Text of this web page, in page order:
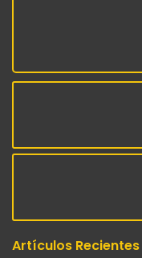
Artículos Recientes